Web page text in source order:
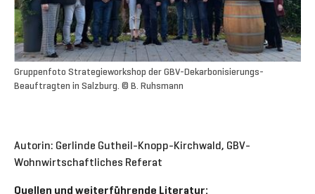
Gruppenfoto Strategieworkshop der GBV-Dekarbonisierungs-
Beauftragten in Salzburg. © B. Ruhsmann
Autorin: Gerlinde Gutheil-Knopp-Kirchwald, GBV-
Wohnwirtschaftliches Referat
Quellen und weiterführende Literatur: